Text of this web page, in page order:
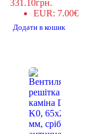
331.10грн.
EUR: 7.00€
Додати в кошик